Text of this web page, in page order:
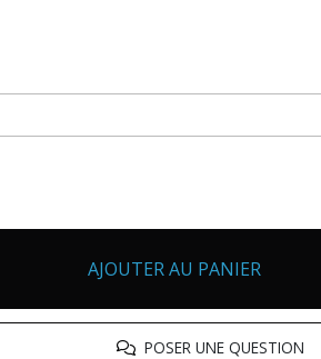
AJOUTER AU PANIER
POSER UNE QUESTION